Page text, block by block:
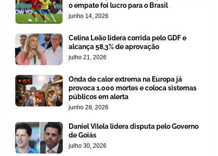
o empate foi lucro para o Brasil
junho 14, 2026
Celina Leão lidera corrida pelo GDF e
alcança 58,3% de aprovação
julho 21, 2026
Onda de calor extrema na Europa já
provoca 1.000 mortes e coloca sistemas
públicos em alerta
junho 28, 2026
Daniel Vilela lidera disputa pelo Governo
de Goiás
julho 30, 2026